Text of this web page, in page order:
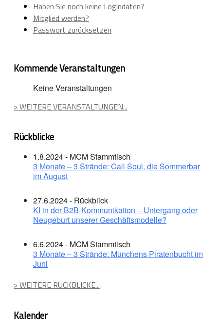
Haben Sie noch keine Logindaten?
Mitglied werden?
Passwort zurücksetzen
Kommende Veranstaltungen
Keine Veranstaltungen
> WEITERE VERANSTALTUNGEN...
Rückblicke
1.8.2024 - MCM Stammtisch
3 Monate – 3 Strände: Call Soul, die Sommerbar
im August
27.6.2024 - Rückblick
KI in der B2B-Kommunikation – Untergang oder
Neugeburt unserer Geschäftsmodelle?
6.6.2024 - MCM Stammtisch
3 Monate – 3 Strände: Münchens Piratenbucht im
Juni
> WEITERE RÜCKBLICKE...
Kalender